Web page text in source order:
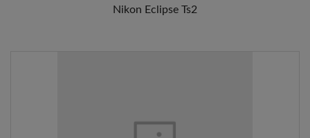
Nikon Eclipse Ts2